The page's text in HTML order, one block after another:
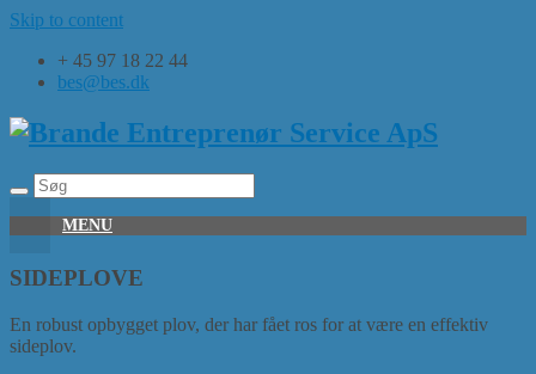
Skip to content
+ 45 97 18 22 44
bes@bes.dk
MENU
SIDEPLOVE
En robust opbygget plov, der har fået ros for at være en effektiv
sideplov.